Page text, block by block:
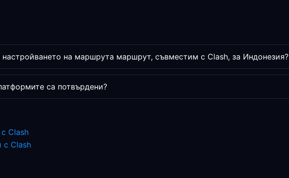
на маршрута маршрут, съвместим с Clash, за Индонезия?
са потвърдени?
Clash
с Clash